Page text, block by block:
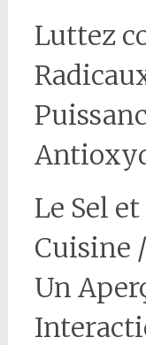
Luttez
Le Sel
Cuisine
Un